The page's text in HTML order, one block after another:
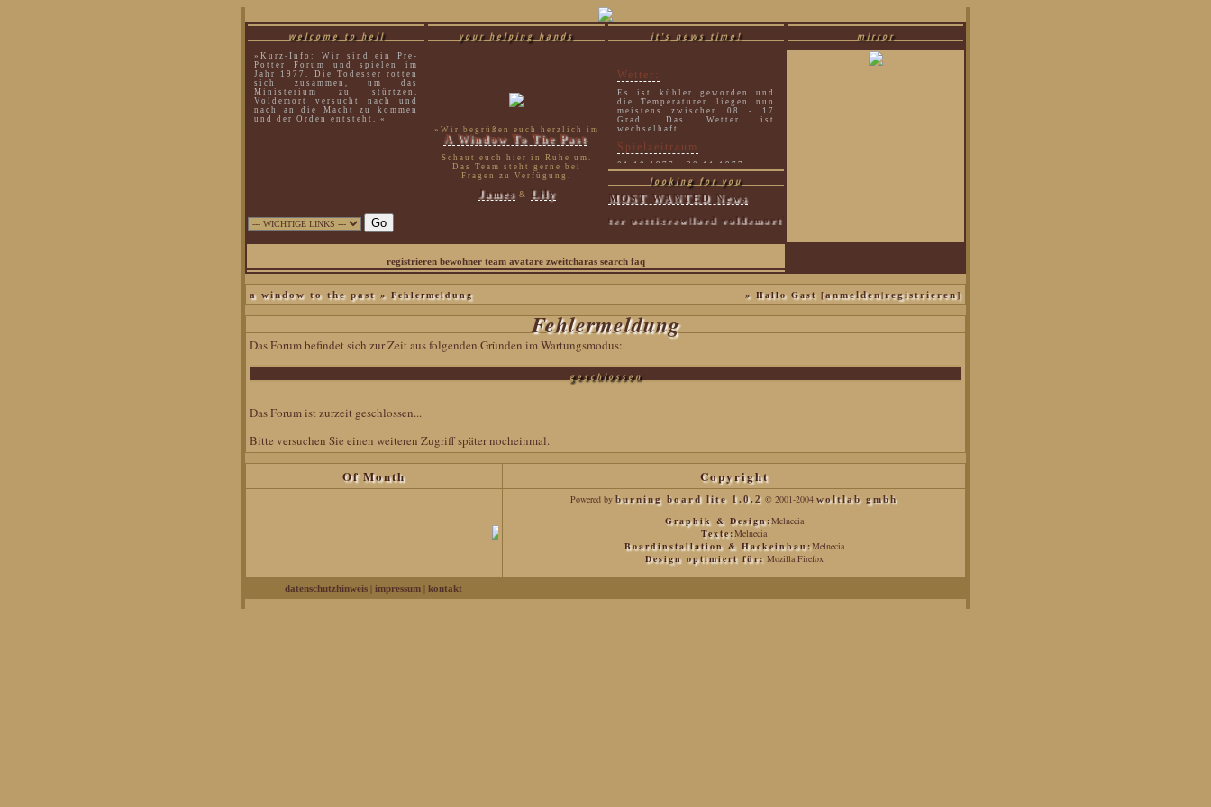
welcome to hell your helping hands it's news time! mirror
»Kurz-Info: Wir sind ein Pre-
Potter Forum und spielen im
Jahr 1977. Die Todesser rotten
sich zusammen, um das
Ministerium zu stürtzen.
Voldemort versucht nach und
nach an die Macht zu kommen
und der Orden entsteht. «
»Wir begrüßen euch herzlich im
A Window To The Past.
Schaut euch hier in Ruhe um.
Das Team steht gerne bei
Fragen zu Verfügung.
James& Lily
Wetter:
Es ist kühler geworden und
die Temperaturen liegen nun
meistens zwischen 08 - 17
Grad. Das Wetter ist
wechselhaft.
Spielzeitraum
01.10.1977 - 30.11.1977
looking for you
MOST WANTED News
sirius black|peter pettigrew|lord voldemort|lucius malfoy|bellatrix black|narzissa malfoy
registrieren bewohner team avatare zweitcharas search faq
a window to the past » Fehlermeldung » Hallo Gast [anmelden|registrieren]
Fehlermeldung
Das Forum befindet sich zur Zeit aus folgenden Gründen im Wartungsmodus:
geschlossen
Das Forum ist zurzeit geschlossen...
Bitte versuchen Sie einen weiteren Zugriff später nocheinmal.
Of Month Copyright
Powered by burning board lite 1.0.2 © 2001-2004 woltlab gmbh
Graphik & Design:Melnecia
Texte:Melnecia
Boardinstallation & Hackeinbau:Melnecia
Design optimiert für:Mozilla Firefox
datenschutzhinweis | impressum | kontakt